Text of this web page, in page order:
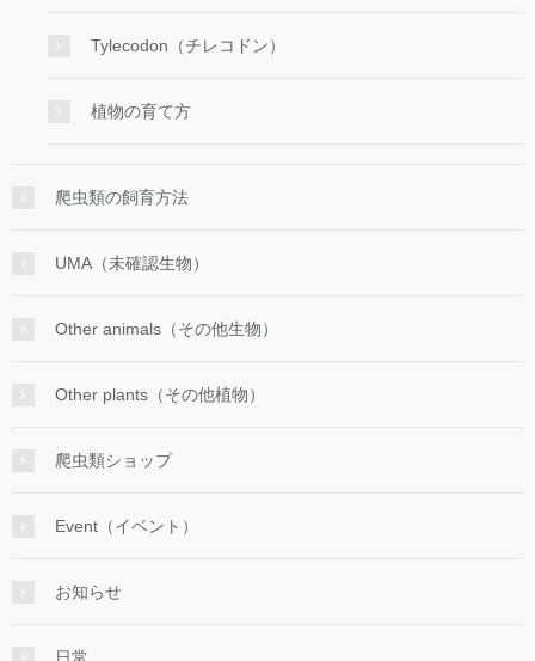
Tylecodon（チレコドン）
植物の育て方
爬虫類の飼育方法
UMA（未確認生物）
Other animals（その他生物）
Other plants（その他植物）
爬虫類ショップ
Event（イベント）
お知らせ